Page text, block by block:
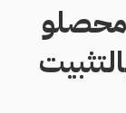
محصلو